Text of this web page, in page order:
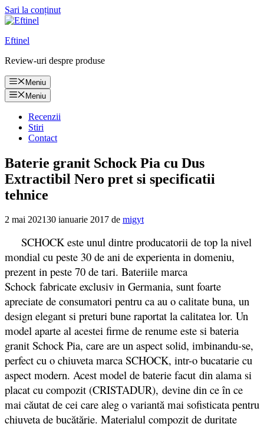
Sari la conținut
Eftinel
Review-uri despre produse
Meniu
Meniu
Recenzii
Stiri
Contact
Baterie granit Schock Pia cu Dus
Extractibil Nero pret si specificatii
tehnice
2 mai 202130 ianuarie 2017 de migyt
SCHOCK este unul dintre producatorii de top la nivel
mondial cu peste 30 de ani de experienta in domeniu,
prezent in peste 70 de tari. Bateriile marca
Schock fabricate exclusiv in Germania, sunt foarte
apreciate de consumatori pentru ca au o calitate buna, un
design elegant si preturi bune raportat la calitatea lor. Un
model aparte al acestei firme de renume este si bateria
granit Schock Pia, care are un aspect solid, imbinandu-se,
perfect cu o chiuveta marca SCHOCK, intr-o bucatarie cu
aspect modern. Acest model de baterie facut din alama si
placat cu compozit (CRISTADUR), devine din ce în ce
mai căutat de cei care aleg o variantă mai sofisticata pentru
chiuveta de bucătărie. Materialul compozit de duritate